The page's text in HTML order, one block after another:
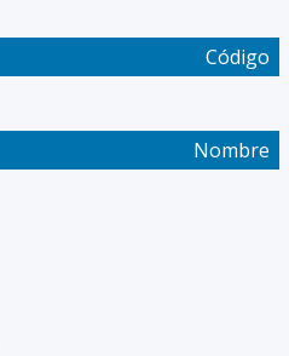
Código
Nombre